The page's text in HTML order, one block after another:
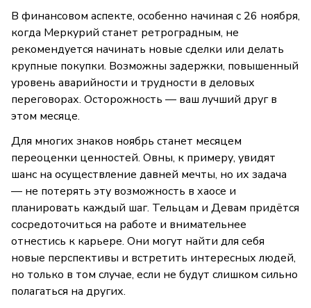
В финансовом аспекте, особенно начиная с 26 ноября,
когда Меркурий станет ретроградным, не
рекомендуется начинать новые сделки или делать
крупные покупки. Возможны задержки, повышенный
уровень аварийности и трудности в деловых
переговорах. Осторожность — ваш лучший друг в
этом месяце.
Для многих знаков ноябрь станет месяцем
переоценки ценностей. Овны, к примеру, увидят
шанс на осуществление давней мечты, но их задача
— не потерять эту возможность в хаосе и
планировать каждый шаг. Тельцам и Девам придётся
сосредоточиться на работе и внимательнее
отнестись к карьере. Они могут найти для себя
новые перспективы и встретить интересных людей,
но только в том случае, если не будут слишком сильно
полагаться на других.